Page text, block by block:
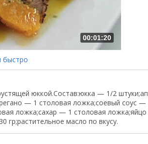
00:01:20
быстро
юккой.Состав:юкка — 1/2
— 1 столовая ложка;соевый соус —
ложка;сахар — 1 столовая
масло по вкусу.